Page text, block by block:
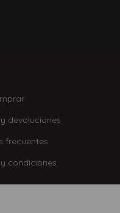
devoluciones
frecuentes
condiciones